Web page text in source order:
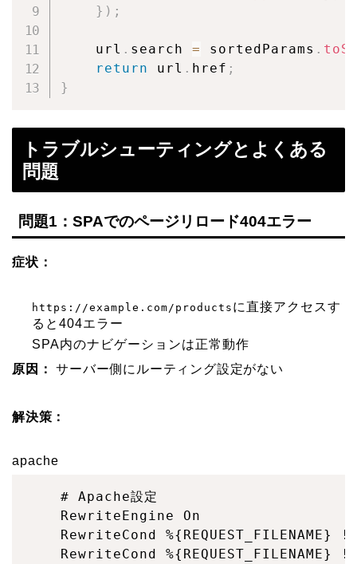
} ) ;
    url
. search = sortedParams .
return url . href ;
}
トラブルシューティングとよくある
問題
問題1：SPAでのページリロード404エラー
症状：
https://example.com/products に直接アクセスす
ると404エラー
SPA内のナビゲーションは正常動作
原因：
サーバー側にルーティング設定がない
解決策：
apache
# Apache設定
RewriteEngine On
RewriteCond %{REQUEST_FILENAME}
RewriteCond %{REQUEST_FILENAME}